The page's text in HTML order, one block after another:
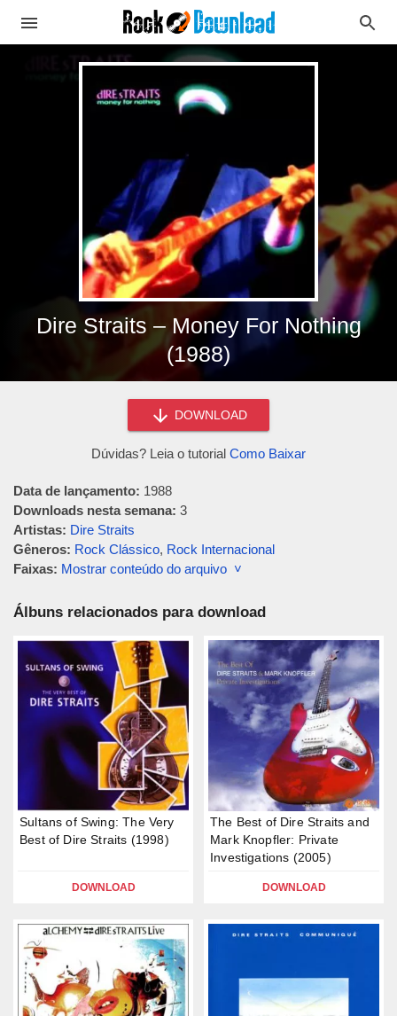
Dire Straits – Money For Nothing
(1988)
DOWNLOAD
Dúvidas? Leia o tutorial Como Baixar
Data de lançamento: 1988
Downloads nesta semana: 3
Artistas: Dire Straits
Gêneros: Rock Clássico, Rock Internacional
Faixas: Mostrar conteúdo do arquivo ˅
Álbuns relacionados para download
Sultans of Swing: The Very
Best of Dire Straits (1998)
DOWNLOAD
The Best of Dire Straits and
Mark Knopfler: Private
Investigations (2005)
DOWNLOAD